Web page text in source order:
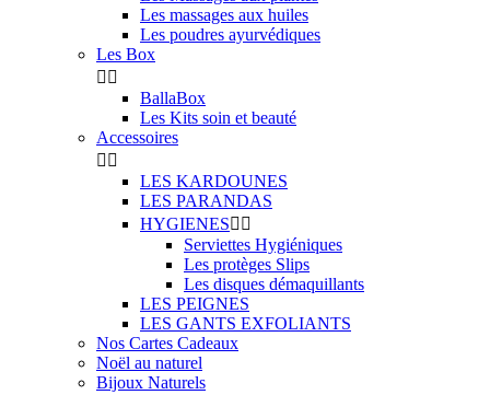
Les massages aux huiles
Les poudres ayurvédiques
Les Box
 
BallaBox
Les Kits soin et beauté
Accessoires
 
LES KARDOUNES
LES PARANDAS
HYGIENES 
Serviettes Hygiéniques
Les protèges Slips
Les disques démaquillants
LES PEIGNES
LES GANTS EXFOLIANTS
Nos Cartes Cadeaux
Noël au naturel
Bijoux Naturels